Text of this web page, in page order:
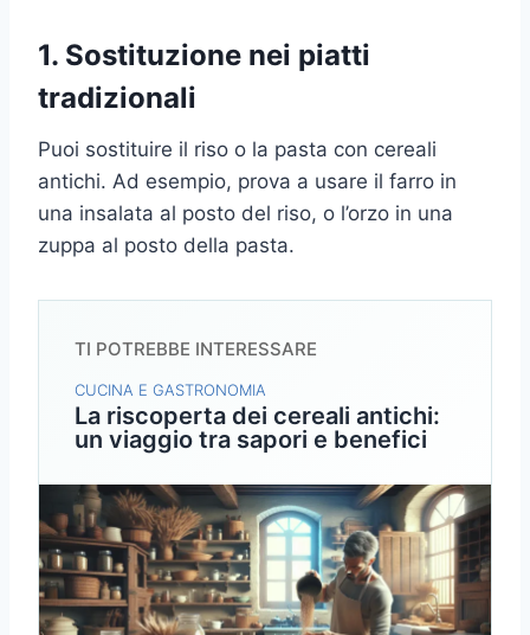
1. Sostituzione nei piatti
tradizionali
Puoi sostituire il riso o la pasta con cereali
antichi. Ad esempio, prova a usare il farro in
una insalata al posto del riso, o l’orzo in una
zuppa al posto della pasta.
TI POTREBBE INTERESSARE
CUCINA E GASTRONOMIA
La riscoperta dei cereali antichi:
un viaggio tra sapori e benefici